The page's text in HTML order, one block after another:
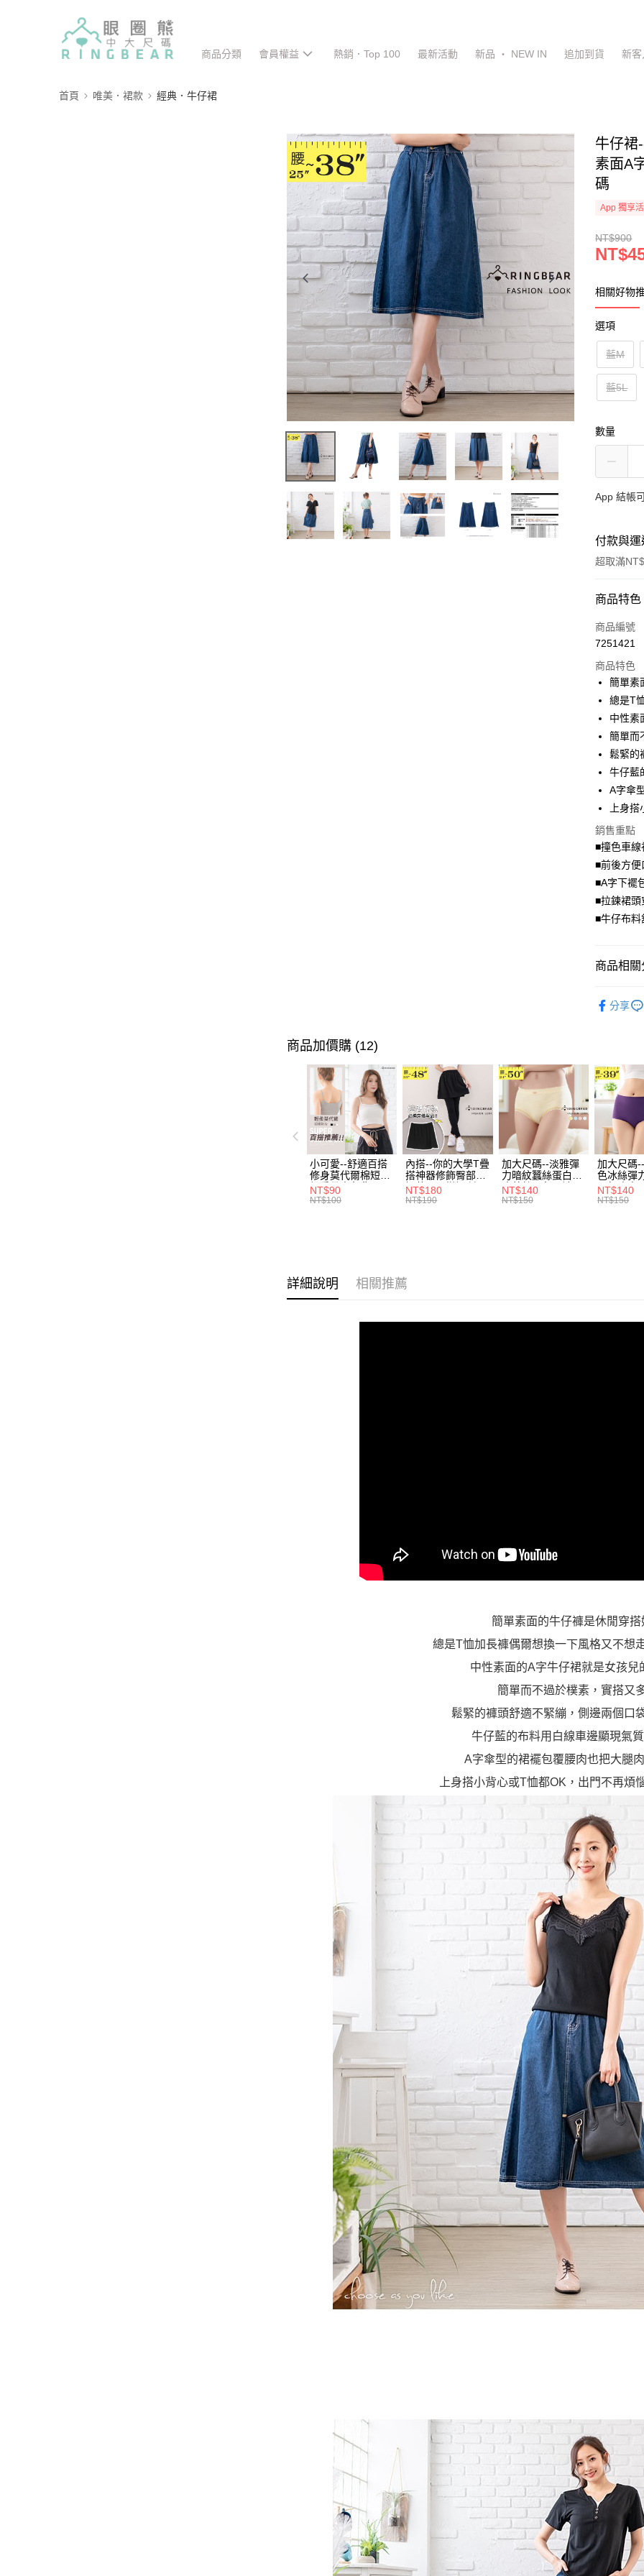
商品分類 會員權益 熱銷．Top 100 最新活動 新品 ‧ NEW IN 追加到貨 新客
首頁 唯美．裙款 經典．牛仔裙
牛仔裙
素面A
碼
App 獨享
NT$900
相關好物
選項
藍M
藍5L
數量
App 結帳
付款與運
超取滿
付款方式
信用卡一次
LINE Pay
Apple Pay
街口支付
悠遊付
Google
全盈+PAY
大哥付你分
相關說明
【大哥付
1.本服務
2.付款方
流程，驗
完成交易。
消。如遇
無法說明
1.分期款
醒簡訊。
【注意事
1.本服務
用戶於交
款買賣價
2.基於同
資料（包
用，由本
3.完整用
AFTEE先
相關說明
AFTEE先
２．便利
３．安心
【「
１．於結
３．收到
／ATM／
※ 請注意
絡購買商
先享後付
※ 交易是
是否繳費
付客戶支
【注意事
１．透過
交易，需
５．嚴禁
ATM付款
運送方式
每筆
7-11取貨
每筆
付款後7-
每筆
宅配
每筆
商品特色
商品編號
7251421
商品特色
簡單素
總是T
中性素
簡單而
鬆緊的
牛仔藍
A字傘
上身
銷售重點
■撞色車線
■前後方便
■A字下襬
■拉鍊裙頭
■牛仔布料
商品相關
身型限定
身型限定
分享
商品加價購 (12)
小可愛--舒適百搭
修身莫代爾棉短版
細肩帶素色背心
(白.黑.灰L-2L)-
NT$90
NT$100
內搭--你的大學T疊
搭神器修飾臀部下
擺萬用內搭裙/遮臀
裙(黑2L-6L)-Q155
NT$180
NT$190
加大尺碼--淡雅彈
力暗紋蠶絲蛋白無
痕蕾絲三角內褲
(白.粉.藍.黃XL-
NT$140
NT$150
加大尺碼
色冰絲彈
臀無痕中
褲(黑.紅.
NT$140
NT$150
詳細說明 相關推薦
簡單素面的牛仔褲是休閒穿搭
總是T恤加長褲偶爾想換一下風格又不想
中性素面的A字牛仔裙就是女孩兒
簡單而不過於樸素，實搭又
鬆緊的褲頭舒適不緊繃，側邊兩個口
牛仔藍的布料用白線車邊顯現氣
A字傘型的裙襬包覆腰肉也把大腿
上身搭小背心或T恤都OK，出門不再煩